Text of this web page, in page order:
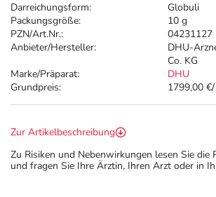
Darreichungsform:
Globuli
Packungsgröße:
10 g
PZN/Art.Nr.:
04231127
Anbieter/Hersteller:
DHU-
Co. KG
Marke/Präparat:
DHU
Grundpreis:
1799,00
Zur Artikelbeschreibung
Zu Risiken und Nebenwirkungen lesen Sie die
und fragen Sie Ihre Ärztin, Ihren Arzt oder in